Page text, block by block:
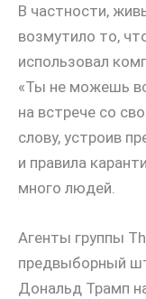
В частности,
возмутило то,
использовал
«Ты не можешь
на встрече со
слову, устроив
и правила
много людей.
Агенты группы
предвыборный
Дональд Трамп